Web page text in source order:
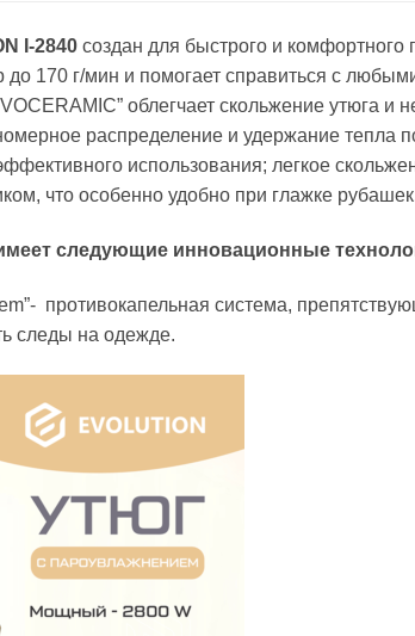
I-2840 создан для быстрого и
до 170 г/мин и помогает справиться с
облегчает скольжение утюга и
распределение и удержание тепла
использования; легкое
что особенно удобно при глажке
следующие инновационные
противокапельная система,
следы на одежде.